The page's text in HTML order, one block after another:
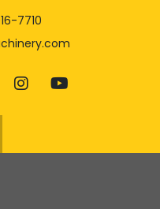
7710
instagram
youtube